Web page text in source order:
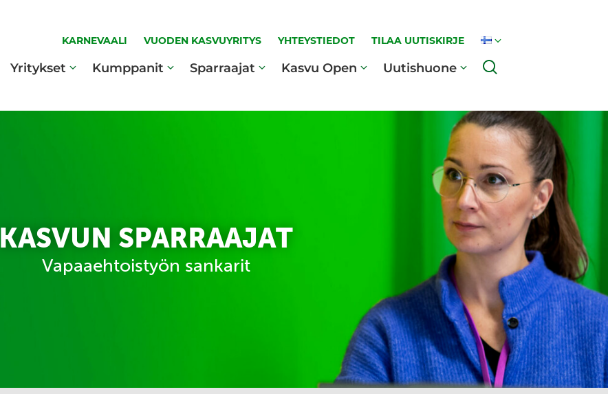
KARNEVAALI VUODEN KASVUYRITYS YHTEYSTIEDOT TILAA UUTISKIRJE
Yritykset Kumppanit Sparraajat Kasvu Open Uutishuone
KASVUN SPARRAAJAT
Vapaaehtoistyön sankarit